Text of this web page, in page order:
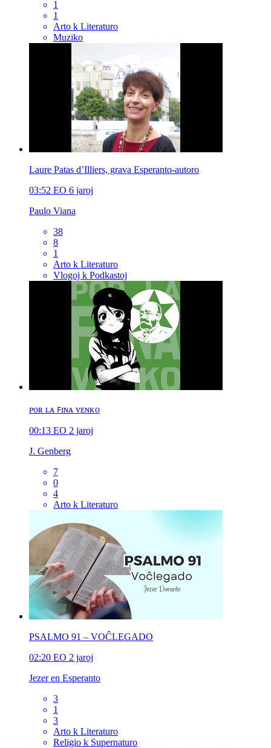
1
1
Arto k Literaturo
Muziko
Laure Patas d’Illiers, grava Esperanto-autoro
03:52 EO 6 jaroj
Paulo Viana
38
8
1
Arto k Literaturo
Vlogoj k Podkastoj
ᴘᴏʀ ʟᴀ ꜰɪɴᴀ ᴠᴇɴᴋᴏ
00:13 EO 2 jaroj
J. Genberg
7
0
4
Arto k Literaturo
PSALMO 91 – VOĈLEGADO
02:20 EO 2 jaroj
Jezer en Esperanto
3
1
3
Arto k Literaturo
Religio k Supernaturo